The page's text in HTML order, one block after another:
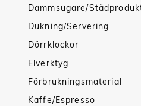
Dammsugare/
Dukning/Servering
Dörrklockor
Elverktyg
Förbrukningsmaterial
Kaffe/Espresso